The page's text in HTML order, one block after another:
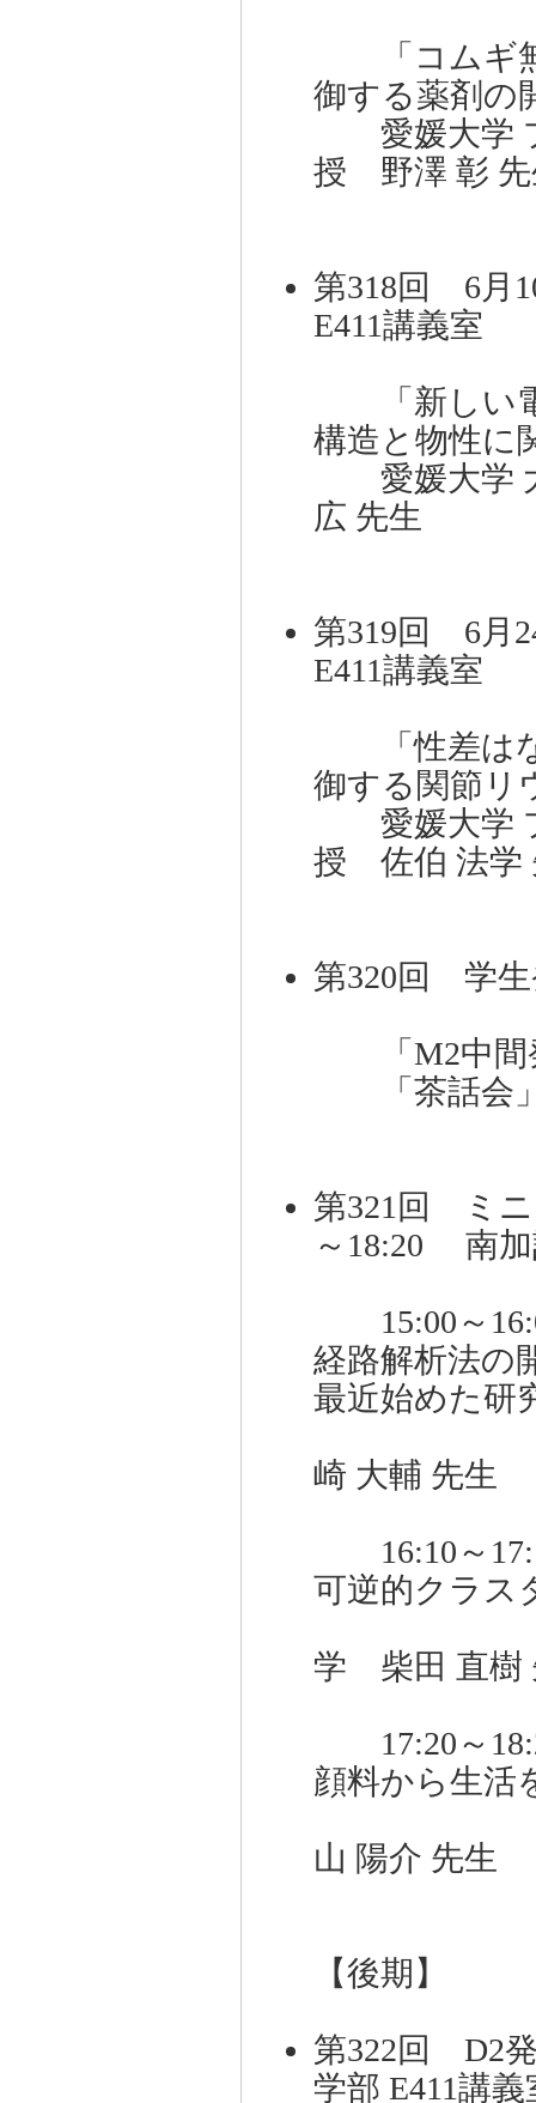
「コムギ無
御する薬剤の
愛媛大学
授 野澤 彰 先
第318回 6月
E411講義室
「新しい電
構造と物性に
愛媛大学
広 先生
第319回 6月
E411講義室
「性差はな
御する関節リ
愛媛大学
授 佐伯 法学
第320回 学生
「M2中間
「茶話会
第321回 ミニ
～18:20 南加
15:00～
経路解析法の
最近始めた研
崎 大輔 先生
16:10～
可逆的クラス
学 柴田 直樹
17:20～
顔料から生活
山 陽介 先生
【後期】
第322回 D2
学部 E411講